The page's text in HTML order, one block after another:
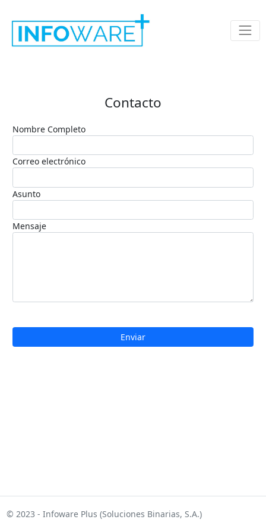
Contacto
Nombre Completo
Correo electrónico
Asunto
Mensaje
© 2023 - Infoware Plus (Soluciones Binarias, S.A.)